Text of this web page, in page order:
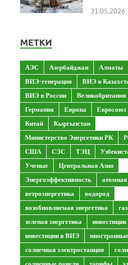
31.05.2026
МЕТКИ
АЭС Азербайджан Алматы
ВИЭ-генерация
ВИЭ в
ВИЭ в России
Великобритания
Германия
Европа Евросоюз
Китай
Кыргызстан
Министерство Энергетики РК
США
СЭС ТЭЦ
Ученые
Центральная Азия
Энергоэффективность
атомная
ветроэнергетика
водород
возобновляемая энергетика
газ
зеленая энергетика
инвестиции
инвестиции в ВИЭ
солнечная электростанция
солнечные панели
тарифы